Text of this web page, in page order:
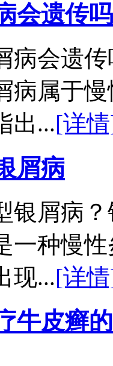
会遗传吗
病会遗
病属于
出...[详
屑病
银屑病
一种慢
现...[详
牛皮癣